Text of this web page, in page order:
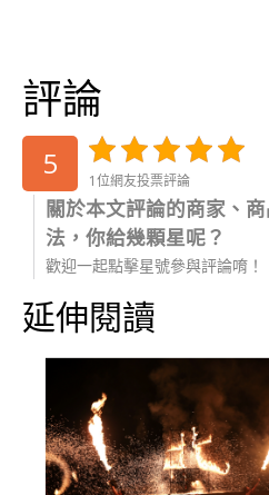
評論
5 1位網友投票評論
關於本文評論的商家、
法，你給幾顆星呢？
歡迎一起點擊星號參與評論唷！
延伸閱讀